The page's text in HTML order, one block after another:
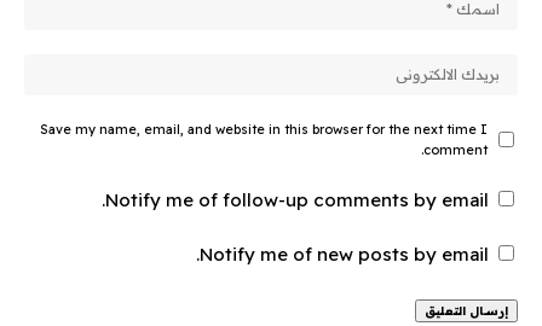
Save my name, email, and website in this browser for the next time I
comment.
Notify me of follow-up comments by email.
Notify me of new posts by email.